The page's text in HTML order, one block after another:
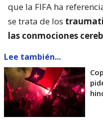
que la FIFA ha
se trata de los
las conmociones
Lee también...